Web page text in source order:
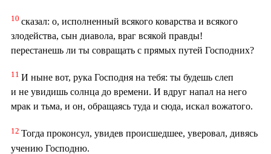
10 сказал: о, исполненный всякого коварства и всякого
злодейства, сын диавола, враг всякой правды!
перестанешь ли ты совращать с прямых путей Господних?
11 И ныне вот, рука Господня на тебя: ты будешь слеп
и не увидишь солнца до времени. И вдруг напал на него
мрак и тьма, и он, обращаясь туда и сюда, искал вожатого.
12 Тогда проконсул, увидев происшедшее, уверовал, дивясь
учению Господню.